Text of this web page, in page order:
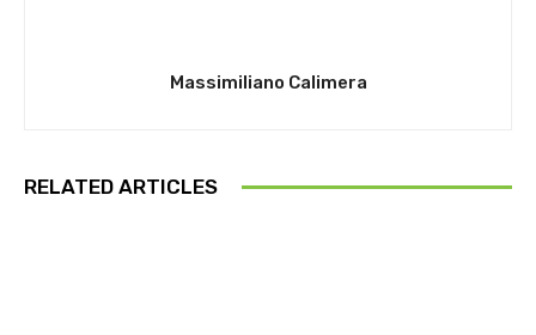
Massimiliano Calimera
RELATED ARTICLES